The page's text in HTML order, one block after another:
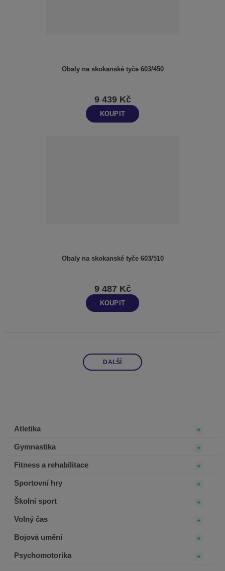
Obaly na skokanské tyče 603/450
9 439 Kč
KOUPIT
Obaly na skokanské tyče 603/510
9 487 Kč
KOUPIT
DALŠÍ
Atletika
Gymnastika
Fitness a rehabilitace
Sportovní hry
Školní sport
Volný čas
Bojová umění
Psychomotorika